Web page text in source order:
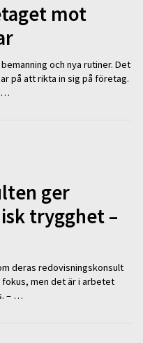
mot
och nya rutiner. Det
på att rikta in sig på företag.
…
ger
trygghet –
deras redovisningskonsult
men det är i arbetet
– …